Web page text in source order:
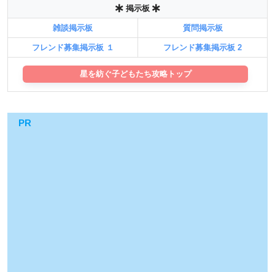
掲示板
雑談掲示板 質問掲示板
フレンド募集掲示板 １ フレンド募集掲示板 2
星を紡ぐ子どもたち攻略トップ
PR